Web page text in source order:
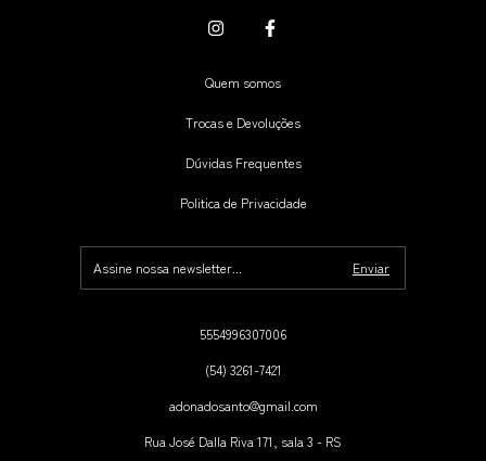
Quem somos
Trocas e Devoluções
Dúvidas Frequentes
Politica de Privacidade
5554996307006
(54) 3261-7421
adonadosanto@gmail.com
Rua José Dalla Riva 171, sala 3 - RS